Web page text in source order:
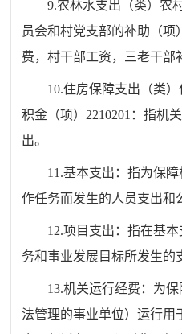
9.农林水支出（类）农
员会和村党支部的补助（项）
费，村干部工资，三老干部
10.住房保障支出（类
积金（项） 2210201 ：指机
出。
11.基本支出：指为保
作任务而发生的人员支出和
12.项目支出：指在基
务和事业发展目标所发生的
13.机关运行经费：为
法管理的事业单位）运行用